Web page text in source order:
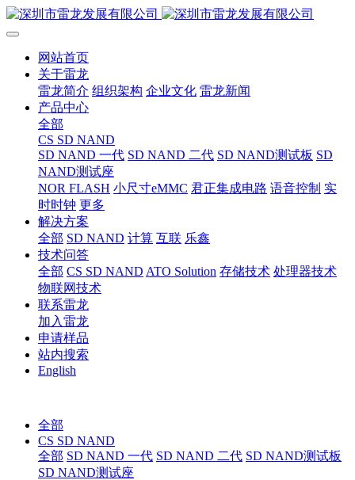
网站首页
关于雷龙
雷龙简介 组织架构 企业文化 雷龙新闻
产品中心
全部
CS SD NAND
SD NAND 一代 SD NAND 二代 SD NAND测试板 SD
NAND测试座
NOR FLASH 小尺寸eMMC 君正集成电路 语音控制 实
时时钟 更多
解决方案
全部 SD NAND 计算 互联 乐鑫
技术问答
全部 CS SD NAND ATO Solution 存储技术 处理器技术
物联网技术
联系雷龙
加入雷龙
申请样品
站内搜索
English
全部
CS SD NAND
全部 SD NAND 一代 SD NAND 二代 SD NAND测试板
SD NAND测试座